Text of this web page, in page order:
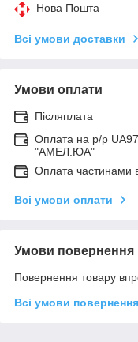
Нова Пошта
Всі умови доставки
Умови оплати
Післяплата
Оплата на р/р
"АМЕЛ.ЮА"
Оплата частинами
Всі умови оплати
Умови повернення
Повернення товару
Всі умови повернення